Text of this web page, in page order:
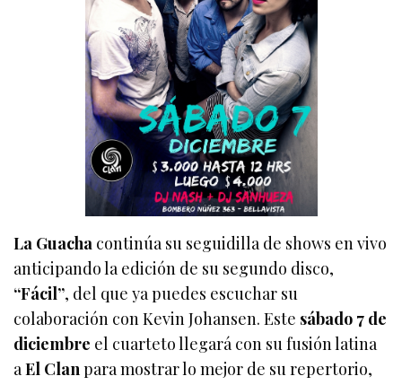
La Guacha continúa su seguidilla de shows en vivo
anticipando la edición de su segundo disco,
“Fácil”, del que ya puedes escuchar su
colaboración con Kevin Johansen. Este sábado 7 de
diciembre el cuarteto llegará con su fusión latina
aEl Clan para mostrar lo mejor de su repertorio,